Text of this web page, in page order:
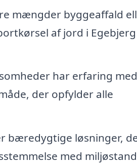
mængder byggeaffald
af jord i
har erfaring
der opfylder alle
bæredygtige løsninger,
med